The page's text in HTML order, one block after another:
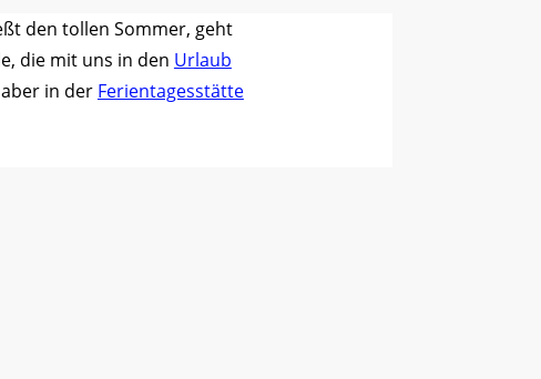
den tollen Sommer, geht
die mit uns in den Urlaub
in der Ferientagesstätte